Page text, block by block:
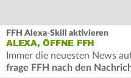
FFH Alexa-Skill aktivieren
ALEXA, ÖFFNE FFH
Immer die neuesten News
frage FFH nach den